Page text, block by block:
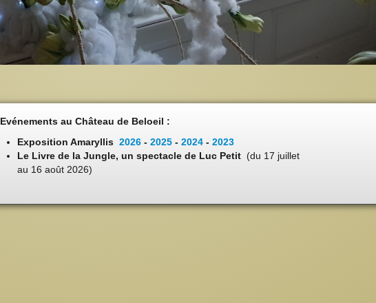
Evénements au Château de Beloeil :
Exposition Amaryllis 2026 -2025 -2024 -2023
Le Livre de la Jungle, un spectacle de Luc Petit(du 17 juillet
au 16 août 2026)